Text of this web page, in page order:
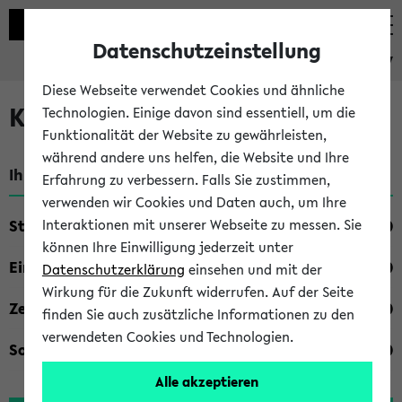
eKVV
Kombisuche im eKVV
Ihre Suchkriterien:
Studienfach
Einrichtung
Zeiten
Sonstiges
Datenschutzeinstellung
Diese Webseite verwendet Cookies und ähnliche
Technologien. Einige davon sind essentiell, um die
Funktionalität der Website zu gewährleisten,
während andere uns helfen, die Website und Ihre
Erfahrung zu verbessern. Falls Sie zustimmen,
verwenden wir Cookies und Daten auch, um Ihre
Interaktionen mit unserer Webseite zu messen. Sie
können Ihre Einwilligung jederzeit unter
Datenschutzerklärung einsehen und mit der
Wirkung für die Zukunft widerrufen. Auf der Seite
finden Sie auch zusätzliche Informationen zu den
verwendeten Cookies und Technologien.
Alle akzeptieren